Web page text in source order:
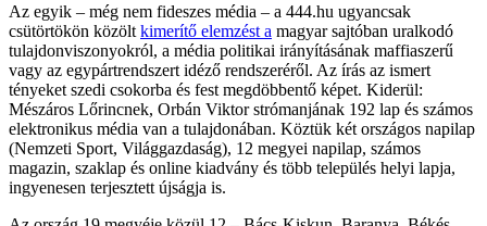
Az egyik – még nem fideszes média – a 444.hu ugyancsak
csütörtökön közölt kimerítő elemzést a magyar sajtóban uralkodó
tulajdonviszonyokról, a média politikai irányításának maffiaszerű
vagy az egypártrendszert idéző rendszeréről. Az írás az ismert
tényeket szedi csokorba és fest megdöbbentő képet. Kiderül:
Mészáros Lőrincnek, Orbán Viktor strómanjának 192 lap és számos
elektronikus média van a tulajdonában. Köztük két országos napilap
(Nemzeti Sport, Világgazdaság), 12 megyei napilap, számos
magazin, szaklap és online kiadvány és több település helyi lapja,
ingyenesen terjesztett újságja is.